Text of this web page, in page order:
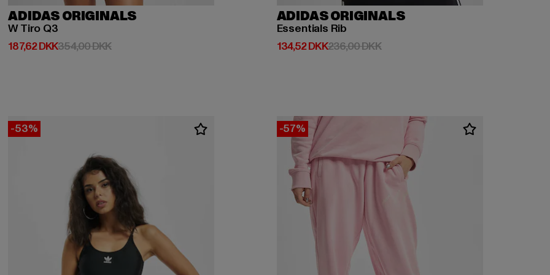
ADIDAS ORIGINALS
W Tiro Q3
187,62 DKK
Nuværende pris: 187,62 DKK
354,00 DKKKampagnepris: 354,00 DKK
ADIDAS ORIGINALS
Essentials Rib
134,52 DKK
Nuværende pris: 134,52 DKK
236,00 DKKKampagnepris: 236,00 DKK
-53% -57%